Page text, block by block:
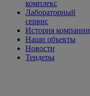
комплекс
Лабораторный
сервис
История компании
Наши объекты
Новости
Тендеры